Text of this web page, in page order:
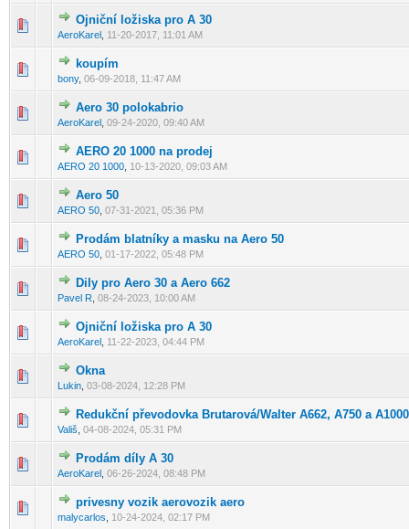
Ojniční ložiska pro A 30
AeroKarel 11-20-2017, 11:01 AM
0 hlas(ů) - 0 z 5 možných
12 34 5
koupím
bony, 06-09-2018, 11:47 AM
0 hlas(ů) - 0 z 5 možných
Aero 30 polokabrio
AeroKarel 09-24-2020, 09:40 AM
0 hlas(ů) - 0 z 5 možných
12
AERO 20 1000 na prodej
AERO 20 1000 10-13-2020, 09:03 AM
0 hlas(ů) - 0 z 5 možných
1 2345
Aero 50
AERO 50 07-31-2021, 05:36 PM
0 hlas(ů) - 0 z 5 možných
Prodám blatníky a masku na Aero 50
AERO 50 01-17-2022, 05:48 PM
0 hlas(ů) - 0 z 5 možných
12 345
Dily pro Aero 30 a Aero 662
Pavel R 08-24-2023, 10:00 AM
0 hlas(ů) - 0 z 5 možných
12345
Ojniční ložiska pro A 30
AeroKarel 11-22-2023, 04:44 PM
0 hlas(ů) - 0 z 5 možných
12 34 5
Okna
Lukin 03-08-2024, 12:28 PM
0 hlas(ů) - 0 z 5 možných
Redukční převodovka Brutarová/Walter A662, A750 a A1000
Vališ 04-08-2024, 05:31 PM
0 hlas(ů) - 0 z 5 možných
12345
Prodám díly A 30
AeroKarel 06-26-2024, 08:48 PM
0 hlas(ů) - 0 z 5 možných
1
privesny vozik aerovozik aero
malycarlos 10-24-2024, 02:17 PM
0 hlas(ů) - 0 z 5 možných
12345